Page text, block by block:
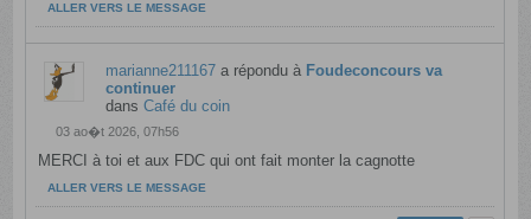
ALLER VERS LE MESSAGE
marianne211167 a répondu à Foudeconcours va
continuer
dansCafé du coin
03 ao�t 2026, 07h56
MERCI à toi et aux FDC qui ont fait monter la cagnotte
ALLER VERS LE MESSAGE